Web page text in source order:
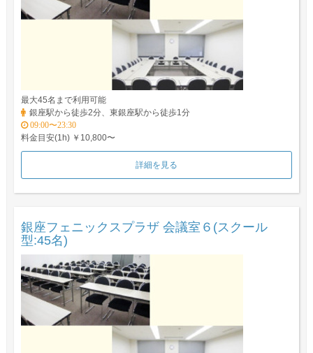
最大45名まで利用可能
銀座駅から徒歩2分、東銀座駅から徒歩1分
09:00〜23:30
料金目安(1h) ￥10,800〜
詳細を見る
銀座フェニックスプラザ 会議室６(スクール
型:45名)